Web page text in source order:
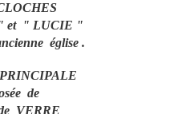
et " LUCIE "
église .
de
VERRE